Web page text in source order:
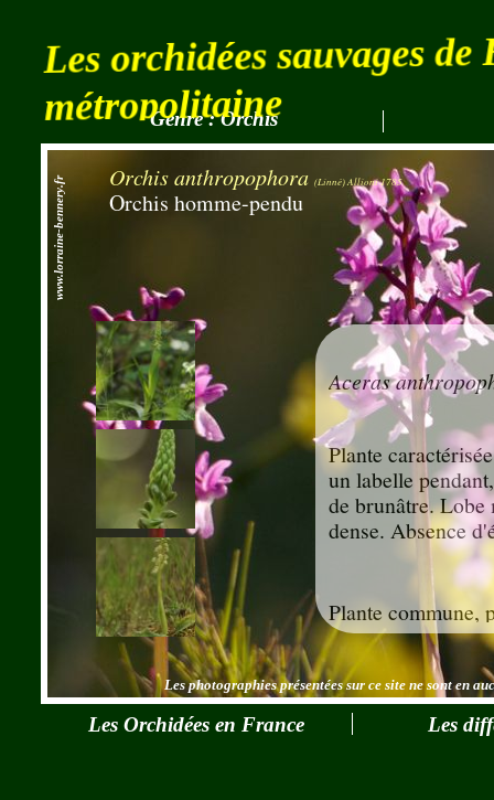
Aceras
Plante
un labelle
de brunâtre. Lobe
dense. Absence
Plante commune,
Central.
Aucune.
Orchis anthropophora (Linné) Allioni 1785
Orchis homme-pendu
Les orchidées sauvages de
métropolitaine
Les
Les Orchidées en France
Les photographies présentées sur ce site ne sont en
Genre :Orchis
www.lorraine-bennery.fr